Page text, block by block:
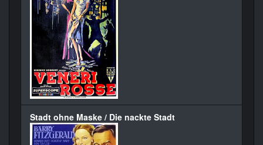
Stadt ohne Maske / Die nackte Stadt